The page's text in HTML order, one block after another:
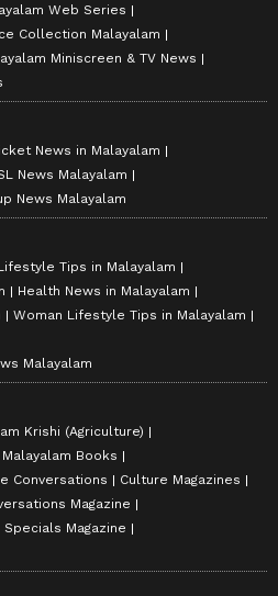
Web Series
Collection Malayalam
Miniscreen & TV News
News in Malayalam
News Malayalam
News Malayalam
Tips in Malayalam
Health News in Malayalam
Woman Lifestyle Tips in Malayalam
Malayalam
Krishi (Agriculture)
Malayalam Books
Conversations
Culture Magazines
Magazine
Specials Magazine